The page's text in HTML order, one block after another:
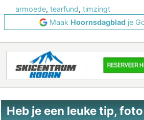
armoede, tearfund, timzingt
Maak Hoornsdagbladje
Heb je een leuke tip,